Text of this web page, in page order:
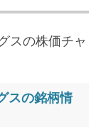
スの銘柄情